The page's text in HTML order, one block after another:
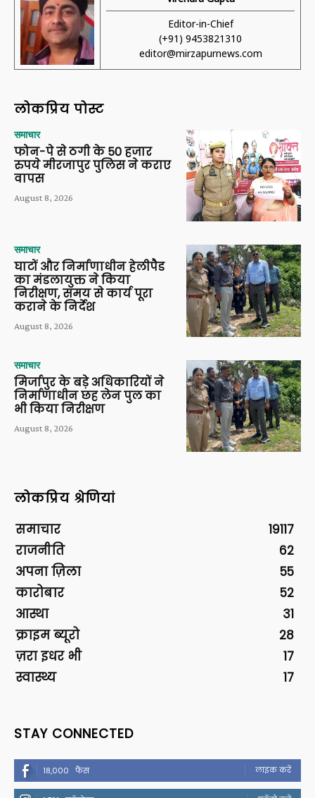
Editor-in-Chief
(+91) 9453821310
editor@mirzapurnews.com
लोकप्रिय पोस्ट
समाचार
फोन-पे से ठगी के 50 हजार
रुपये मीरजापुर पुलिस ने कराए
वापस
August 8, 2026
समाचार
घाटों और निर्माणाधीन हेलीपैड
का मंडलायुक्त ने किया
निरीक्षण, समय से कार्य पूरा
कराने के निर्देश
August 8, 2026
समाचार
मिर्जापुर के बड़े अधिकारियों ने
निर्माणाधीन छह लेन पुल का
भी किया निरीक्षण
August 8, 2026
लोकप्रिय श्रेणियां
समाचार
19117
राजनीति
62
अपना ज़िला
55
कारोबार
52
आस्था
31
क्राइम ब्यूरो
28
ज़रा इधर भी
17
स्वास्थ्य
17
STAY CONNECTED
18,000 फैंस लाइक करें